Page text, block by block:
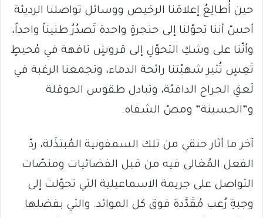
حين أُطالِعُ إعلامَنا الرخيص ووسائل تواصلنا الرديئة
أحسّ أننا تحوّلنا إلى حنجرةٍ واحدة تَصدُرُ طنيناً واحداً،
وأنّنا على وشكِ التحوّلِ إلى قروشٍ تافهة في مُحيطٍ
تَعِسٍ تُثير شهيّتنا رائحة الدماء، وتجمعنا الرغبة في
لَعقِ الجراح الدافئة، وتبادل طقوس الحوقلة
و”الحسبنة” ومصّ الشفاه.
آخر ما أثار حنقي من تلك السمفونية المُبتذَلة، ردّ
الفعل المُغالى فيه من قبل الفضائيات ومنصّات
التواصل على جريمة الاسماعيلية التي تحوّلت إلى
وجبةِ رُعب مُقَدَّدة فوق كل الموائد. والتي بفضلها